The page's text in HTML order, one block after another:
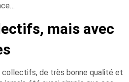
mais avec
collectifs, de très bonne qualité et